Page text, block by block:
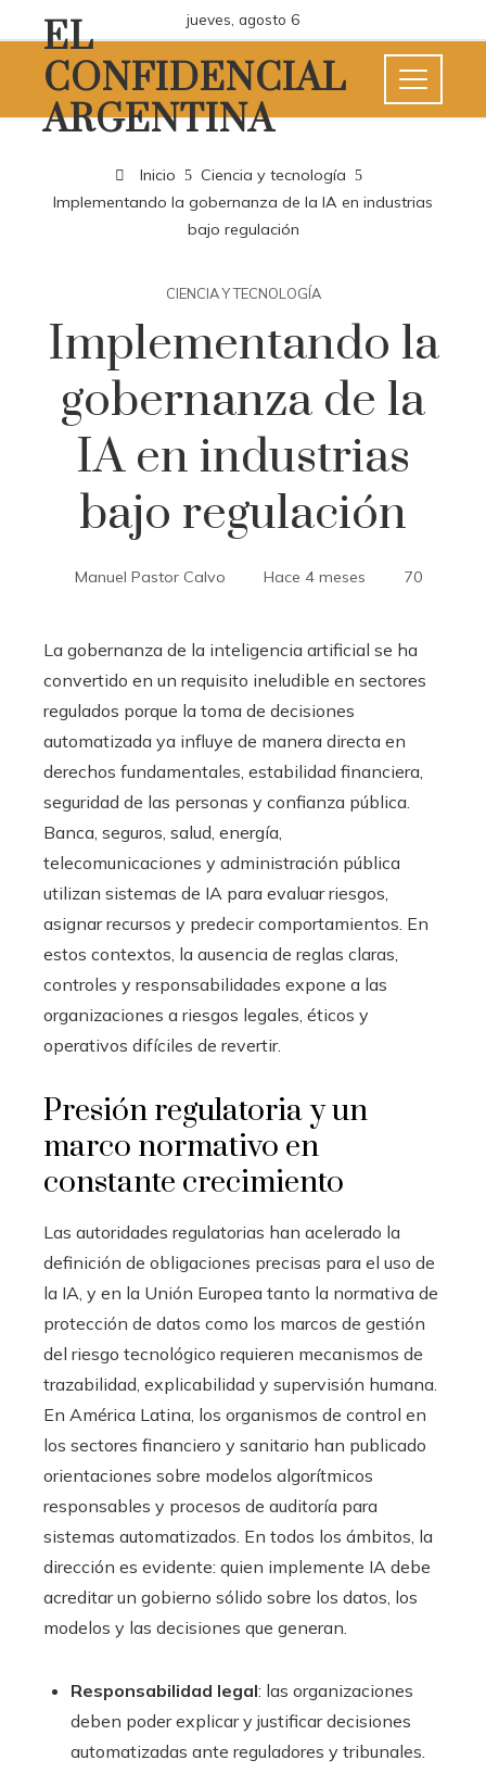
jueves, agosto 6
EL
CONFIDENCIAL
ARGENTINA
Inicio
Ciencia y tecnología
Implementando la gobernanza de la IA en industrias
bajo regulación
CIENCIA Y TECNOLOGÍA
Implementando la
gobernanza de la
IA en industrias
bajo regulación
Manuel Pastor Calvo Hace 4 meses 70
La gobernanza de la inteligencia artificial se ha
convertido en un requisito ineludible en sectores
regulados porque la toma de decisiones
automatizada ya influye de manera directa en
derechos fundamentales, estabilidad financiera,
seguridad de las personas y confianza pública.
Banca, seguros, salud, energía,
telecomunicaciones y administración pública
utilizan sistemas de IA para evaluar riesgos,
asignar recursos y predecir comportamientos. En
estos contextos, la ausencia de reglas claras,
controles y responsabilidades expone a las
organizaciones a riesgos legales, éticos y
operativos difíciles de revertir.
Presión regulatoria y un
marco normativo en
constante crecimiento
Las autoridades regulatorias han acelerado la
definición de obligaciones precisas para el uso de
la IA, y en la Unión Europea tanto la normativa de
protección de datos como los marcos de gestión
del riesgo tecnológico requieren mecanismos de
trazabilidad, explicabilidad y supervisión humana.
En América Latina, los organismos de control en
los sectores financiero y sanitario han publicado
orientaciones sobre modelos algorítmicos
responsables y procesos de auditoría para
sistemas automatizados. En todos los ámbitos, la
dirección es evidente: quien implemente IA debe
acreditar un gobierno sólido sobre los datos, los
modelos y las decisiones que generan.
Responsabilidad legal: las organizaciones
deben poder explicar y justificar decisiones
automatizadas ante reguladores y tribunales.